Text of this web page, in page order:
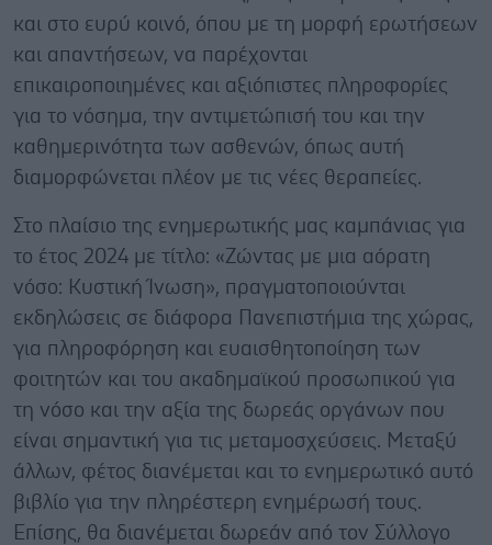
και στο ευρύ κοινό, όπου με τη μορφή ερωτήσεων
και απαντήσεων, να παρέχονται
επικαιροποιημένες και αξιόπιστες πληροφορίες
για το νόσημα, την αντιμετώπισή του και την
καθημερινότητα των ασθενών, όπως αυτή
διαμορφώνεται πλέον με τις νέες θεραπείες.
Στο πλαίσιο της ενημερωτικής μας καμπάνιας για
το έτος 2024 με τίτλο: «Ζώντας με μια αόρατη
νόσο: Κυστική Ίνωση», πραγματοποιούνται
εκδηλώσεις σε διάφορα Πανεπιστήμια της χώρας,
για πληροφόρηση και ευαισθητοποίηση των
φοιτητών και του ακαδημαϊκού προσωπικού για
τη νόσο και την αξία της δωρεάς οργάνων που
είναι σημαντική για τις μεταμοσχεύσεις. Μεταξύ
άλλων, φέτος διανέμεται και το ενημερωτικό αυτό
βιβλίο για την πληρέστερη ενημέρωσή τους.
Επίσης, θα διανέμεται δωρεάν από τον Σύλλογο